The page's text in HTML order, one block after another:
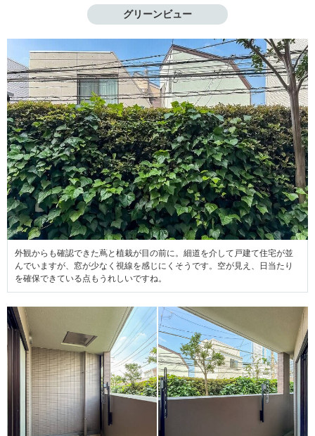
グリーンビュー
外観からも確認できた蔦と植栽が目の前に。細道を介して戸建て住宅が並
んでいますが、窓が少なく視線を感じにくそうです。空が見え、日当たり
を確保できている点もうれしいですね。